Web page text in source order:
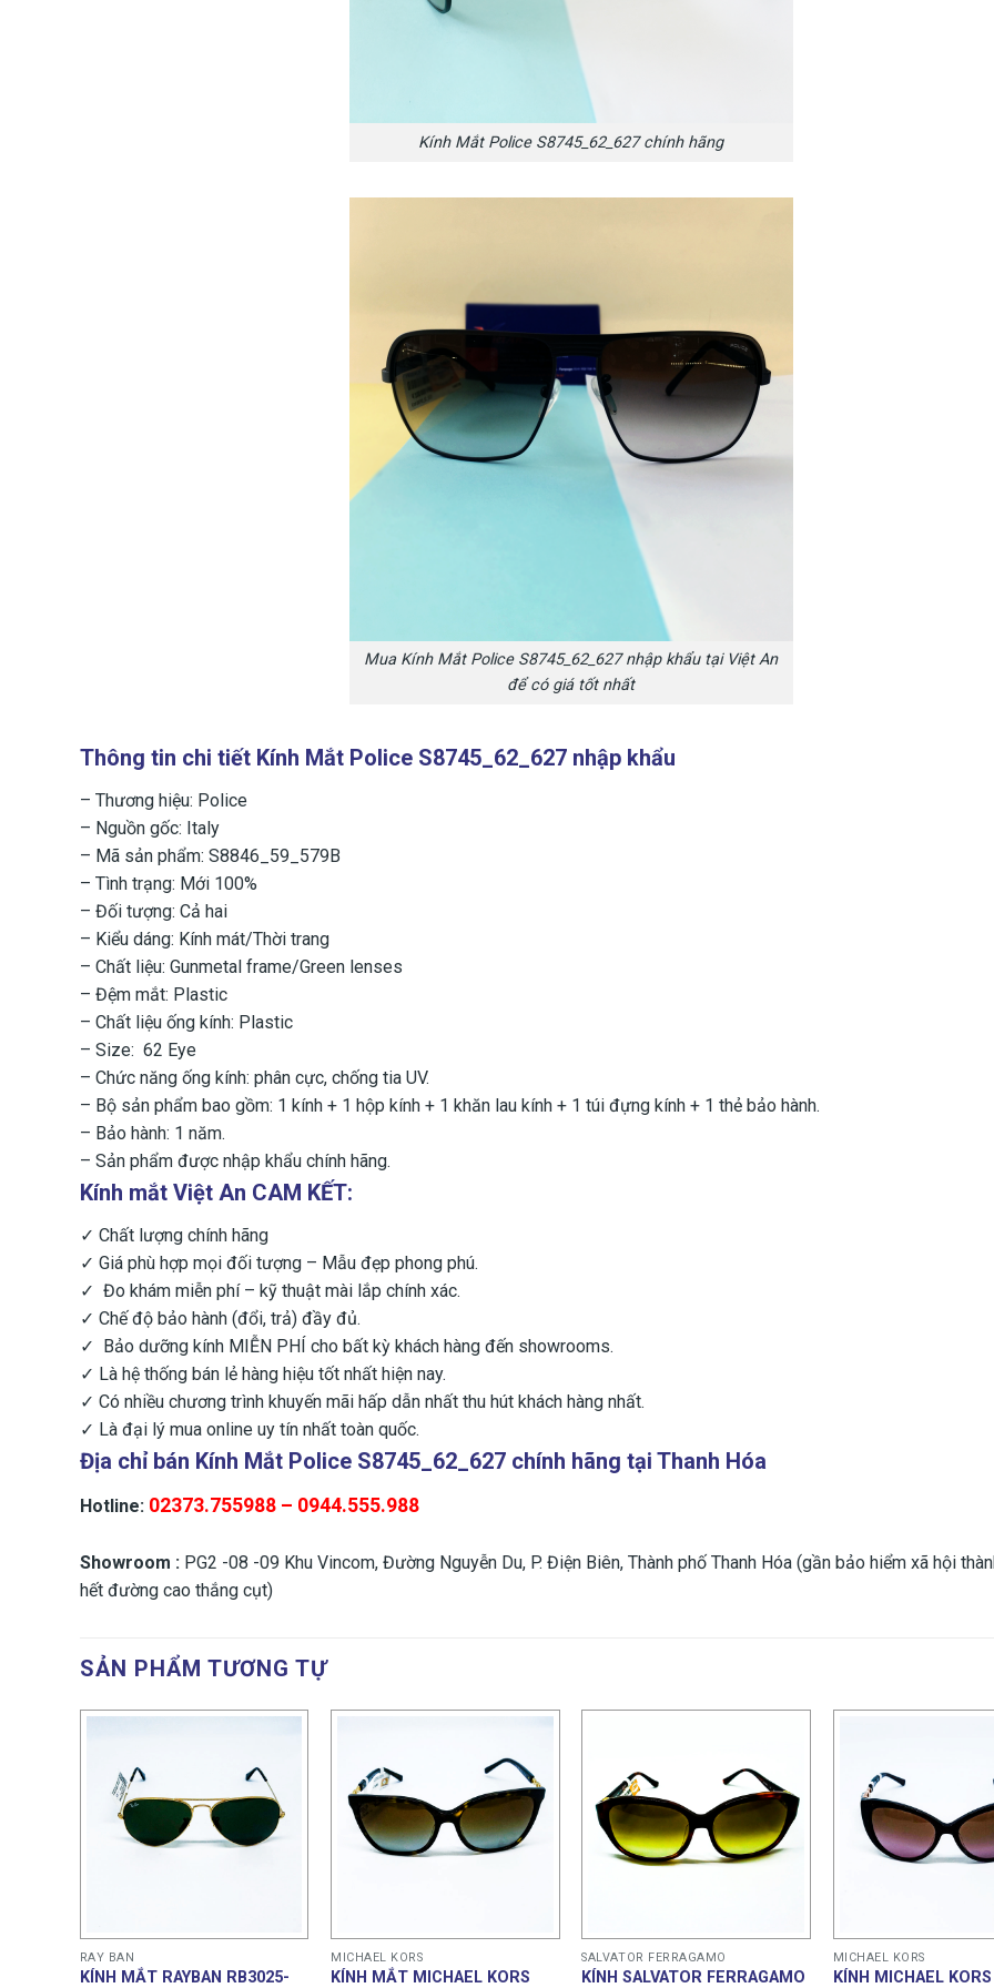
Kính Mắt Police S8745_62_627 chính hãng
Mua Kính Mắt Police S8745_62_627 nhập khẩu tại Việt An
để có giá tốt nhất
Thông tin chi tiết Kính Mắt Police S8745_62_627 nhập khẩu
– Thương hiệu: Police
– Nguồn gốc: Italy
– Mã sản phẩm: S8846_59_579B
– Tình trạng: Mới 100%
– Đối tượng: Cả hai
– Kiểu dáng: Kính mát/Thời trang
– Chất liệu: Gunmetal frame/Green lenses
– Đệm mắt: Plastic
– Chất liệu ống kính: Plastic
– Size: 62 Eye
– Chức năng ống kính: phân cực, chống tia UV.
– Bộ sản phẩm bao gồm: 1 kính + 1 hộp kính + 1 khăn lau kính + 1 túi đựng kính + 1 thẻ bảo hành.
– Bảo hành: 1 năm.
– Sản phẩm được nhập khẩu chính hãng.
Kính mắt Việt An CAM KẾT:
✓ Chất lượng chính hãng
✓ Giá phù hợp mọi đối tượng – Mẫu đẹp phong phú.
✓ Đo khám miễn phí – kỹ thuật mài lắp chính xác.
✓ Chế độ bảo hành (đổi, trả) đầy đủ.
✓ Bảo dưỡng kính MIỄN PHÍ cho bất kỳ khách hàng đến showrooms.
✓ Là hệ thống bán lẻ hàng hiệu tốt nhất hiện nay.
✓ Có nhiều chương trình khuyến mãi hấp dẫn nhất thu hút khách hàng nhất.
✓ Là đại lý mua online uy tín nhất toàn quốc.
Địa chỉ bán Kính Mắt Police S8745_62_627 chính hãng tại Thanh Hóa
Hotline: 02373.755988 – 0944.555.988
Showroom : PG2 -08 -09 Khu Vincom, Đường Nguyễn Du, P. Điện Biên, Thành phố Thanh Hóa (gần bảo hiểm xã hội
hết đường cao thắng cụt)
SẢN PHẨM TƯƠNG TỰ
RAY BAN
KÍNH MẮT RAYBAN RB3025-
MICHAEL KORS
KÍNH MẮT MICHAEL KORS
SALVATOR FERRAGAMO
KÍNH SALVATOR FERRAGAMO
MICHAEL KORS
KÍNH MICHAEL KORS